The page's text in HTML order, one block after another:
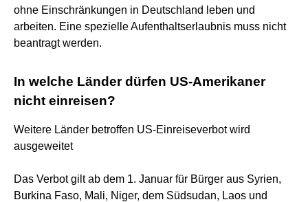
ohne Einschränkungen in Deutschland leben und
arbeiten. Eine spezielle Aufenthaltserlaubnis muss nicht
beantragt werden.
In welche Länder dürfen US-Amerikaner
nicht einreisen?
Weitere Länder betroffen US-Einreiseverbot wird
ausgeweitet
Das Verbot gilt ab dem 1. Januar für Bürger aus Syrien,
Burkina Faso, Mali, Niger, dem Südsudan, Laos und